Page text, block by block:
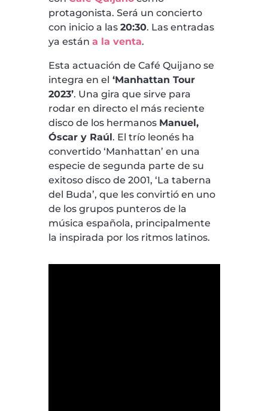
protagonista. Será un concierto
con inicio a las 20:30. Las entradas
ya están a la venta.
Esta actuación de Café Quijano se
integra en el ‘Manhattan Tour
2023’. Una gira que sirve para
rodar en directo el más reciente
disco de los hermanos Manuel,
Óscar y Raúl. El trío leonés ha
convertido ‘Manhattan’ en una
especie de segunda parte de su
exitoso disco de 2001, ‘La taberna
del Buda’, que les convirtió en uno
de los grupos punteros de la
música española, principalmente
la inspirada por los ritmos latinos.